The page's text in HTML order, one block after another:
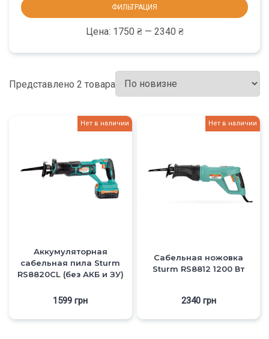
ФИЛЬТРАЦИЯ
Цена: 1750 ₴— 2340 ₴
Представлено 2 товара
Нет в наличии
Аккумуляторная
сабельная пила Sturm
RS8820CL (без АКБ и ЗУ)
1599грн
Нет в наличии
Сабельная ножовка
Sturm RS8812 1200 Вт
2340 грн